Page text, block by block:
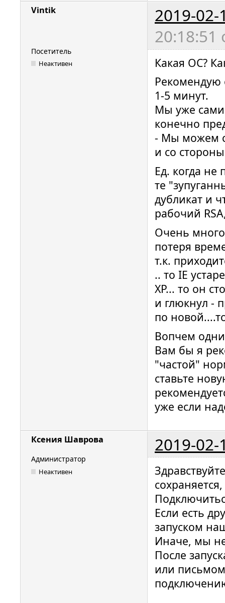
Vintik
2019-02-
20:18:51
Посетитель
Неактивен
Какая ОС?
Рекомендую
1-5 минут.
Мы уже сами
конечно
- Мы можем
и со
Ед. когда не
те
дубликат и
рабочий
Очень
потеря
т.к.
.. то IE
XP... то он
и глюкнул -
по
Вопчем одни
Вам бы я
"частой"
ставьте
уже если
Ксения Шаврова 2019-02-
Администратор
Неактивен
Если есть
запуском
Иначе, мы
После
или